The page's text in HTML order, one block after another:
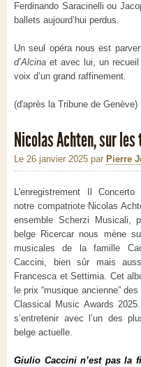
Ferdinando Saracinelli ou
ballets aujourd’hui perdus.
Un seul opéra nous est
d’Alcina et avec lui, un
voix d’un grand raffinement.
(d'après la Tribune de Genève)
Nicolas Achten, sur
Le 26 janvier 2025 par Pierre
L'enregistrement Il
notre compatriote Nicolas
ensemble Scherzi Musicali,
belge Ricercar nous mène
musicales de la famille
Caccini, bien sûr mais
Francesca et Settimia. Cet
le prix “musique ancienne”
Classical Music Awards
s’entretenir avec l’un des
belge actuelle.
Giulio Caccini n’est pas la